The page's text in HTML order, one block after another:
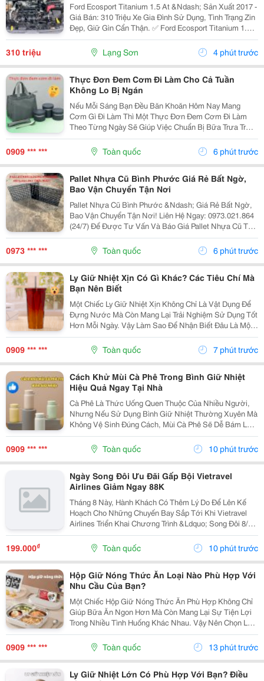
Ford Ecosport Titanium 1.5 At &Ndash; Sản Xuất 2017 -
Giá Bán: 310 Triệu Xe Gia Đình Sử Dụng, Tình Trạng Zin
Đẹp, Giữ Gìn Cẩn Thận. ✅ Ford Ecosport Titanium 1.5L
&Ndash; Số Tự Động ✅ Sản Xuất Năm 2017 ✅ Xe Zin
Nguyên Bản ✅ Không Đâm Đụng ✅...
310 triệu Lạng Sơn 4 phút trước
Thực Đơn Đem Cơm Đi Làm Cho Cả Tuần
Không Lo Bị Ngán
Nếu Mỗi Sáng Bạn Đều Băn Khoăn Hôm Nay Mang
Cơm Gì Đi Làm Thì Một Thực Đơn Đem Cơm Đi Làm
Theo Từng Ngày Sẽ Giúp Việc Chuẩn Bị Bữa Trưa Trở
Nên Đơn Giản Hơn. Dưới Đây Là Những Gợi Ý Dễ Áp
Dụng, Vừa Ngon Miệng Vừa Đủ Dinh Dưỡng. 1. Thực
Đơn Đem Cơm...
0909 *** *** Toàn quốc 6 phút trước
Pallet Nhựa Cũ Bình Phước Giá Rẻ Bất Ngờ,
Bao Vận Chuyển Tận Nơi
Pallet Nhựa Cũ Bình Phước &Ndash; Giá Rẻ Bất Ngờ,
Bao Vận Chuyển Tận Nơi! Liên Hệ Ngay: 0973.021.864
(24/7) Để Được Tư Vấn Và Báo Giá Pallet Nhựa Cũ Tại
Bình Phước! Kho Xưởng Đang Cần Pallet? Đừng Vội
Mua Pallet Mới Cho &Ldquo;Đau Ví&Rdquo; Nha!...
0973 *** *** Toàn quốc 6 phút trước
Ly Giữ Nhiệt Xịn Có Gì Khác? Các Tiêu Chí Mà
Bạn Nên Biết
Một Chiếc Ly Giữ Nhiệt Xịn Không Chỉ Là Vật Dụng Để
Đựng Nước Mà Còn Mang Lại Trải Nghiệm Sử Dụng Tốt
Hơn Mỗi Ngày. Vậy Làm Sao Để Nhận Biết Đâu Là Một
Chiếc Ly Giữ Nhiệt Xịn Đáng Để Đầu Tư? Hãy Cùng
Cozycup Tìm Hiểu Trong Bài Viết Dưới Đây. 1. Thế...
0909 *** *** Toàn quốc 7 phút trước
Cách Khử Mùi Cà Phê Trong Bình Giữ Nhiệt
Hiệu Quả Ngay Tại Nhà
Cà Phê Là Thức Uống Quen Thuộc Của Nhiều Người,
Nhưng Nếu Sử Dụng Bình Giữ Nhiệt Thường Xuyên Mà
Không Vệ Sinh Đúng Cách, Mùi Cà Phê Sẽ Dễ Bám Lại
Bên Trong Bình. Điều Này Không Chỉ Ảnh Hưởng Đến
Hương Vị Của Những Loại Đồ Uống Khác Mà Còn Tạo
0909 *** *** Toàn quốc 10 phút trước
Ngày Song Đôi Ưu Đãi Gấp Bội Vietravel
Airlines Giảm Ngay 88K
Tháng 8 Này, Hành Khách Có Thêm Lý Do Để Lên Kế
Hoạch Cho Những Chuyến Bay Sắp Tới Khi Vietravel
Airlines Triển Khai Chương Trình &Ldquo; Song Đôi 8/8
&Ndash; Bay Vui, Ưu Đãi Gấp Bội &Rdquo;. Với Mã Ưu
Đãi Vusongdoi08, Hành Khách Được Giảm Ngay...
199.000₫ Toàn quốc 10 phút trước
Hộp Giữ Nóng Thức Ăn Loại Nào Phù Hợp Với
Nhu Cầu Của Bạn?
Một Chiếc Hộp Giữ Nóng Thức Ăn Phù Hợp Không Chỉ
Giúp Bữa Ăn Ngon Hơn Mà Còn Mang Lại Sự Tiện Lợi
Trong Nhiều Tình Huống Khác Nhau. Vậy Nên Chọn Loại
Nào Để Đáp Ứng Đúng Nhu Cầu Sử Dụng Hằng Ngày?
1. Những Trường Hợp Nên Sử Dụng Hộp Giữ Nóng
Thức...
0909 *** *** Toàn quốc 13 phút trước
Ly Giữ Nhiệt Lớn Có Phù Hợp Với Bạn? Điều